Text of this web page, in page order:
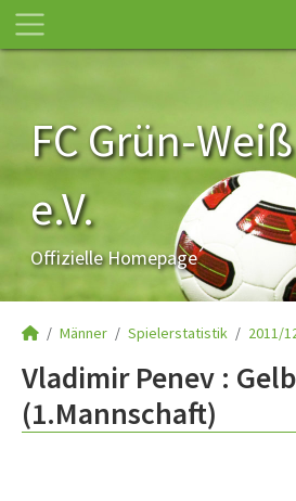
FC Grün-
e.V.
Offizielle Homepage
Männer Spielerstatistik 2011/
Vladimir Penev :
(1.Mannschaft)